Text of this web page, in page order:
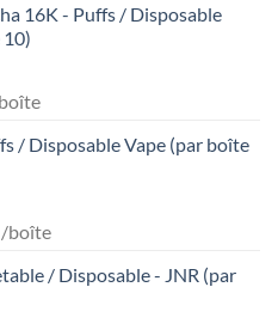
16K - Puffs / Disposable
/ Disposable Vape (par boîte
/boîte
/ Disposable - JNR (par